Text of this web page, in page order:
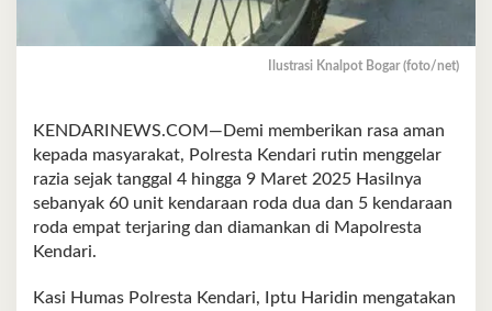
Ilustrasi Knalpot Bogar (foto/net)
KENDARINEWS.COM—Demi memberikan rasa aman
kepada masyarakat, Polresta Kendari rutin menggelar
razia sejak tanggal 4 hingga 9 Maret 2025 Hasilnya
sebanyak 60 unit kendaraan roda dua dan 5 kendaraan
roda empat terjaring dan diamankan di Mapolresta
Kendari.
Kasi Humas Polresta Kendari, Iptu Haridin mengatakan